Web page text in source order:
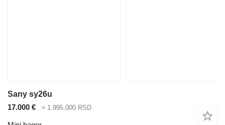
Sany sy26u
17.000 €
≈ 1.995.000 RSD